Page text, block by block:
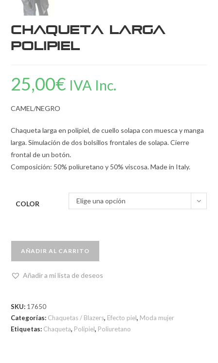
Chaqueta larga
polipiel
25,00€ IVA Inc.
CAMEL/NEGRO
Chaqueta larga en polipiel, de cuello solapa con muesca y manga
larga. Simulación de dos bolsillos frontales de solapa. Cierre
frontal de un botón.
Composición: 50% poliuretano y 50% viscosa. Made in Italy.
COLOR Elige una opción
AÑADIR AL CARRITO
Añadir a mi lista de deseos
SKU: 17650
Categorías: Chaquetas / Blazers, Efecto piel, Moda mujer
Etiquetas: Chaqueta, Polipiel, Poliuretano